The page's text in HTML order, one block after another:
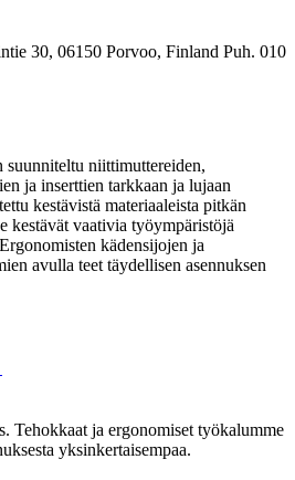
30, 06150 Porvoo, Finland Puh. 010
niittimuttereiden,
ja inserttien tarkkaan ja lujaan
kestävistä materiaaleista pitkän
kestävät vaativia työympäristöjä
kädensijojen ja
avulla teet täydellisen asennuksen
Tehokkaat ja ergonomiset työkalumme
yksinkertaisempaa.